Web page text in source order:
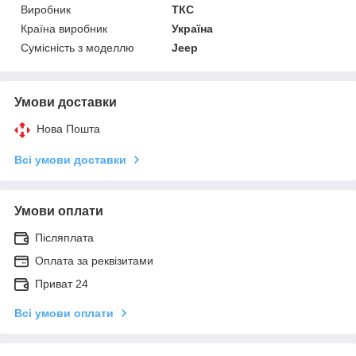
Виробник
ТКС
Країна виробник
Україна
Сумісність з моделлю
Jeep
Умови доставки
Нова Пошта
Всі умови доставки
Умови оплати
Післяплата
Оплата за реквізитами
Приват 24
Всі умови оплати